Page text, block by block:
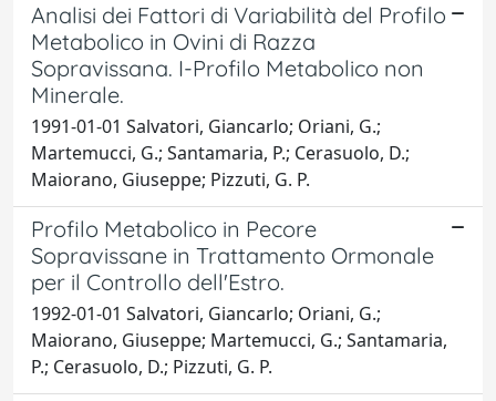
Analisi dei Fattori di Variabilità del Profilo
Metabolico in Ovini di Razza
Sopravissana. I-Profilo Metabolico non
Minerale.
1991-01-01 Salvatori, Giancarlo; Oriani, G.;
Martemucci, G.; Santamaria, P.; Cerasuolo, D.;
Maiorano, Giuseppe; Pizzuti, G. P.
Profilo Metabolico in Pecore
Sopravissane in Trattamento Ormonale
per il Controllo dell'Estro.
1992-01-01 Salvatori, Giancarlo; Oriani, G.;
Maiorano, Giuseppe; Martemucci, G.; Santamaria,
P.; Cerasuolo, D.; Pizzuti, G. P.